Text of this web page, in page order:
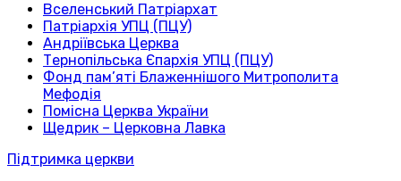
Вселенський Патріархат
Патріархія УПЦ (ПЦУ)
Андріївська Церква
Тернопільська Єпархія УПЦ (ПЦУ)
Фонд пам’яті Блаженнішого Митрополита
Мефодія
Помісна Церква України
Щедрик – Церковна Лавка
Підтримка церкви